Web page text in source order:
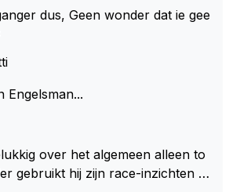
berichtjesdus, Geen wonder dat ie gee
Engelsman...
over het algemeen alleen to
gebruikt hij zijn race-inzichten q